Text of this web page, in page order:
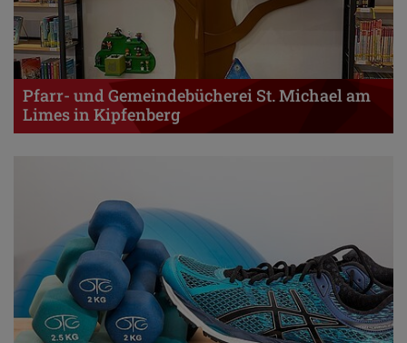
Pfarr- und Gemeindebücherei St. Michael am
Limes in Kipfenberg